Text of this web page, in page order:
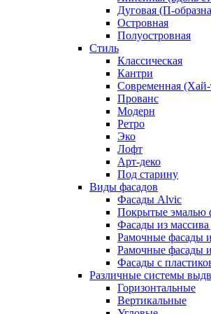
Дуговая (П-
Островная
Полуостровная
Стиль
Классическая
Кантри
Современная (Хай-
Прованс
Модерн
Ретро
Эко
Лофт
Арт-деко
Под старину
Виды фасадов
Фасады Alvic
Покрытые
Фасады из массива
Рамочные фасады
Рамочные фасады
Фасады с
Различные системы
Горизонтальные
Вертикальные